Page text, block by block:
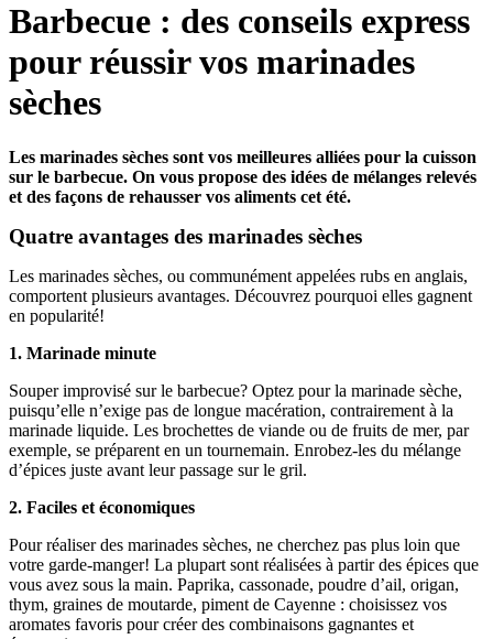
Barbecue : des conseils express
pour réussir vos marinades
sèches
Les marinades sèches sont vos meilleures alliées pour la cuisson
sur le barbecue. On vous propose des idées de mélanges relevés
et des façons de rehausser vos aliments cet été.
Quatre avantages des marinades sèches
Les marinades sèches, ou communément appelées rubs en anglais,
comportent plusieurs avantages. Découvrez pourquoi elles gagnent
en popularité!
1. Marinade minute
Souper improvisé sur le barbecue? Optez pour la marinade sèche,
puisqu’elle n’exige pas de longue macération, contrairement à la
marinade liquide. Les brochettes de viande ou de fruits de mer, par
exemple, se préparent en un tournemain. Enrobez-les du mélange
d’épices juste avant leur passage sur le gril.
2. Faciles et économiques
Pour réaliser des marinades sèches, ne cherchez pas plus loin que
votre garde-manger! La plupart sont réalisées à partir des épices que
vous avez sous la main. Paprika, cassonade, poudre d’ail, origan,
thym, graines de moutarde, piment de Cayenne : choisissez vos
aromates favoris pour créer des combinaisons gagnantes et